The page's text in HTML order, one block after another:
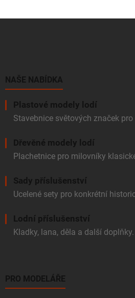
NAŠE NABÍDKA
Plastové modely lodí
Stavebnice světových značek
Dřevěné modely lodí
Plachetnice pro milovníky
Sady příslušenství
Ucelené sety pro konkrétní
Lodní příslušenství
Kladky, lana, děla a další doplňky.
PRO MODELÁŘE